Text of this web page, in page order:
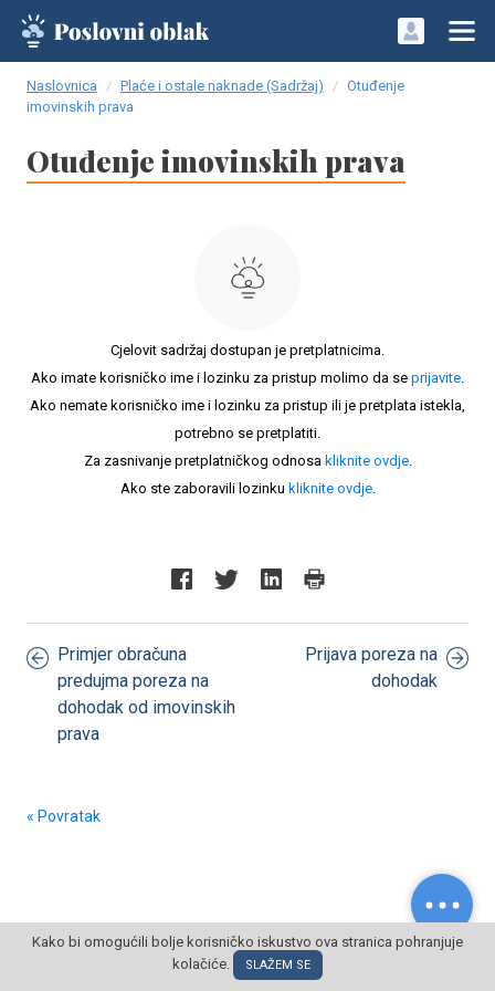
Naslovnica Plaće i ostale naknade (Sadržaj)
Otuđenje
imovinskih prava
Otuđenje imovinskih prava
Cjelovit sadržaj dostupan je pretplatnicima.
Ako imate korisničko ime i lozinku za pristup molimo da se prijavite.
Ako nemate korisničko ime i lozinku za pristup ili je pretplata istekla,
potrebno se pretplatiti.
Za zasnivanje pretplatničkog odnosa kliknite ovdje.
Ako ste zaboravili lozinku kliknite ovdje.
Primjer obračuna
predujma poreza na
dohodak od imovinskih
prava
Prijava poreza na
dohodak
« Povratak
© POSLOVNI OBLAK Sva prava pridržana
Kako bi omogućili bolje korisničko iskustvo ova stranica pohranjuje
kolačiće.
SLAŽEM SE